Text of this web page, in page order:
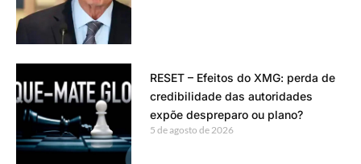
RESET – Efeitos do XMG: perda de
credibilidade das autoridades
expõe despreparo ou plano?
5 de agosto de 2026